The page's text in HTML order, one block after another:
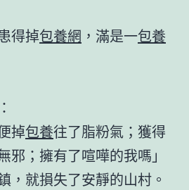
得掉包養網 ，滿是一包養
掉包養往了脂粉氣；獲得
邪；擁有了喧嘩的我嗎」
，就損失了安靜的山村。